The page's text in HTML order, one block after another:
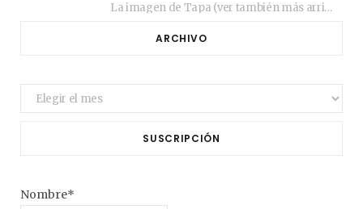
La imagen de Tapa (ver también más arriba) fue compuesta en estos días de febrero…
ARCHIVO
Archivo
SUSCRIPCIÓN
Nombre*